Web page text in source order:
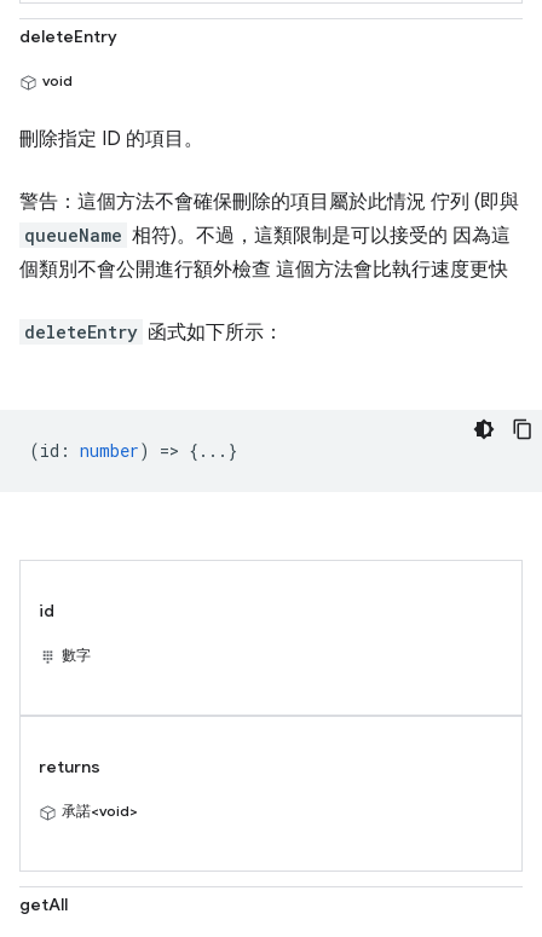
deleteEntry
void
刪除指定 ID 的項目。
警告：這個方法不會確保刪除的項目屬於此情況 佇列 (即與
queueName 相符)。不過，這類限制是可以接受的 因為這
個類別不會公開進行額外檢查 這個方法會比執行速度更快
deleteEntry 函式如下所示：
(id : number) => {...}
id
數字
returns
承諾<void>
getAll